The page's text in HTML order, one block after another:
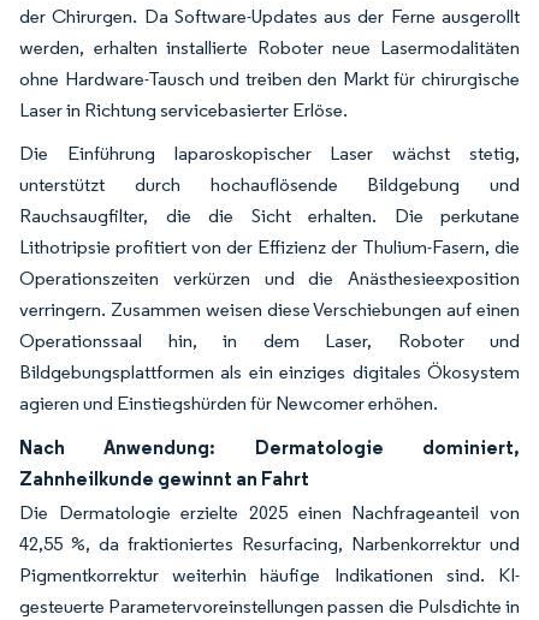
der Chirurgen. Da Software-Updates aus der Ferne ausgerollt
werden, erhalten installierte Roboter neue Lasermodalitäten
ohne Hardware-Tausch und treiben den Markt für chirurgische
Laser in Richtung servicebasierter Erlöse.
Die Einführung laparoskopischer Laser wächst stetig,
unterstützt durch hochauflösende Bildgebung und
Rauchsaugfilter, die die Sicht erhalten. Die perkutane
Lithotripsie profitiert von der Effizienz der Thulium-Fasern, die
Operationszeiten verkürzen und die Anästhesieexposition
verringern. Zusammen weisen diese Verschiebungen auf einen
Operationssaal hin, in dem Laser, Roboter und
Bildgebungsplattformen als ein einziges digitales Ökosystem
agieren und Einstiegshürden für Newcomer erhöhen.
Nach Anwendung: Dermatologie dominiert,
Zahnheilkunde gewinnt an Fahrt
Die Dermatologie erzielte 2025 einen Nachfrageanteil von
42,55 %, da fraktioniertes Resurfacing, Narbenkorrektur und
Pigmentkorrektur weiterhin häufige Indikationen sind. KI-
gesteuerte Parametervoreinstellungen passen die Pulsdichte in